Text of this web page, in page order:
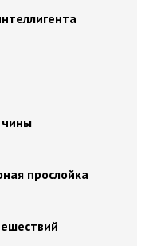
прослойка